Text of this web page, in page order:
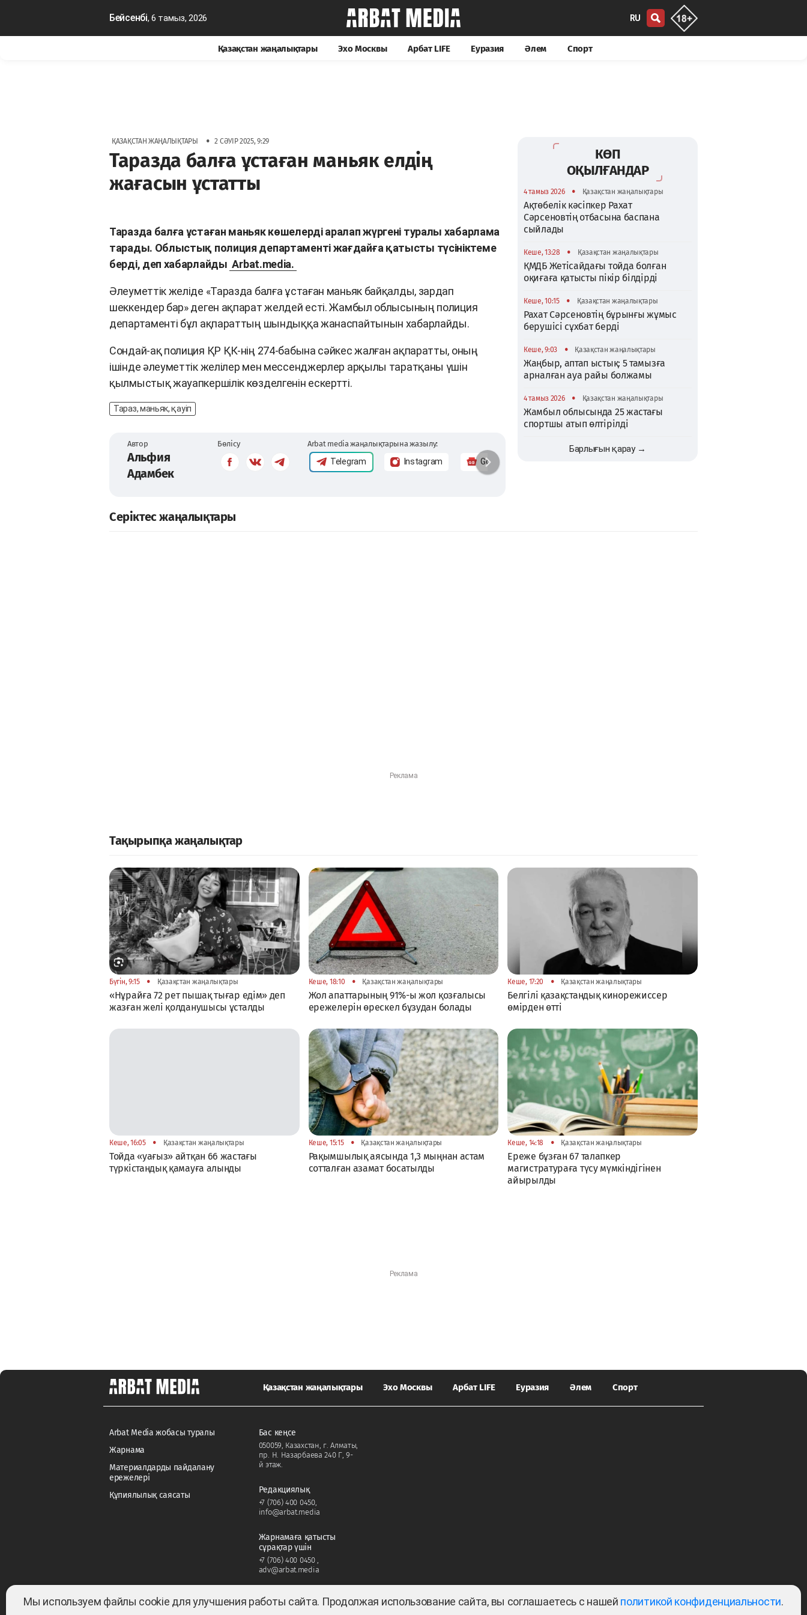
Бейсенбі, 6 тамыз, 2026 RU
Қазақстан жаңалықтары Эхо Москвы Арбат LIFE Еуразия Әлем Спорт
ҚАЗАҚСТАН ЖАҢАЛЫҚТАРЫ • 2 СӘУІР 2025, 9:29
Таразда балға ұстаған маньяк елдің
жағасын ұстатты
Таразда балға ұстаған маньяк көшелерді аралап жүргені туралы хабарлама
тарады. Облыстық полиция департаменті жағдайға қатысты түсініктеме
берді, деп хабарлайды Arbat.media.
Әлеуметтік желіде «Таразда балға ұстаған маньяк байқалды, зардап
шеккендер бар» деген ақпарат желдей есті. Жамбыл облысының полиция
департаменті бұл ақпараттың шындыққа жанаспайтынын хабарлайды.
Сондай-ақ полиция ҚР ҚК-нің 274-бабына сәйкес жалған ақпаратты, оның
ішінде әлеуметтік желілер мен мессенджерлер арқылы таратқаны үшін
қылмыстық жауапкершілік көзделгенін ескертті.
Тараз, маньяк, қауіп
Автор
Альфия
Адамбек
Бөлісу Arbat media жаңалықтарына жазылу:
Telegram Instagram Google News
КӨП
ОҚЫЛҒАНДАР
4 тамыз 2026 • Қазақстан жаңалықтары
Ақтөбелік кәсіпкер Рахат
Сәрсеновтің отбасына баспана
сыйлады
Кеше, 13:28 • Қазақстан жаңалықтары
ҚМДБ Жетісайдағы тойда болған
оқиғаға қатысты пікір білдірді
Кеше, 10:15 • Қазақстан жаңалықтары
Рахат Сәрсеновтің бұрынғы жұмыс
берушісі сұхбат берді
Кеше, 9:03 • Қазақстан жаңалықтары
Жаңбыр, аптап ыстық: 5 тамызға
арналған ауа райы болжамы
4 тамыз 2026 • Қазақстан жаңалықтары
Жамбыл облысында 25 жастағы
спортшы атып өлтірілді
Барлығын қарау →
Серіктес жаңалықтары
Тақырыпқа жаңалықтар
Бүгін, 9:15 • Қазақстан жаңалықтары
«Нұрайға 72 рет пышақ тығар едім» деп
жазған желі қолданушысы ұсталды
Кеше, 18:10 • Қазақстан жаңалықтары
Жол апаттарының 91%-ы жол қозғалысы
ережелерін өрескел бұзудан болады
Кеше, 17:20 • Қазақстан жаңалықтары
Белгілі қазақстандық кинорежиссер
өмірден өтті
Кеше, 16:05 • Қазақстан жаңалықтары
Тойда «уағыз» айтқан 66 жастағы
түркістандық қамауға алынды
Кеше, 15:15 • Қазақстан жаңалықтары
Рақымшылық аясында 1,3 мыңнан астам
сотталған азамат босатылды
Кеше, 14:18 • Қазақстан жаңалықтары
Ереже бұзған 67 талапкер
магистратураға түсу мүмкіндігінен
айырылды
Қазақстан жаңалықтары Эхо Москвы Арбат LIFE Еуразия Әлем Спорт
Arbat Media жобасы туралы
Жарнама
Материалдарды пайдалану
ережелері
Құпиялылық саясаты
Бас кеңсе
050059, Казахстан, г. Алматы,
пр. Н. Назарбаева 240 Г, 9-
й этаж.
Редакциялық
+7 (706) 400 0450,
info@arbat.media
Жарнамаға қатысты
сұрақтар үшін
+7 (706) 400 0450
adv@arbat.media
Тема:
Мы используем файлы cookie для улучшения работы сайта. Продолжая использование сайта, вы соглашаетесь с нашей политикой конфиденциальности.